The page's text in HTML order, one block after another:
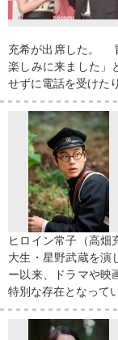
充希が出席した。
楽しみに来ました」
せずに電話を受けた
ヒロイン常子（高畑
大生・星野武蔵を演
ー以来、ドラマや映
特別な存在となって